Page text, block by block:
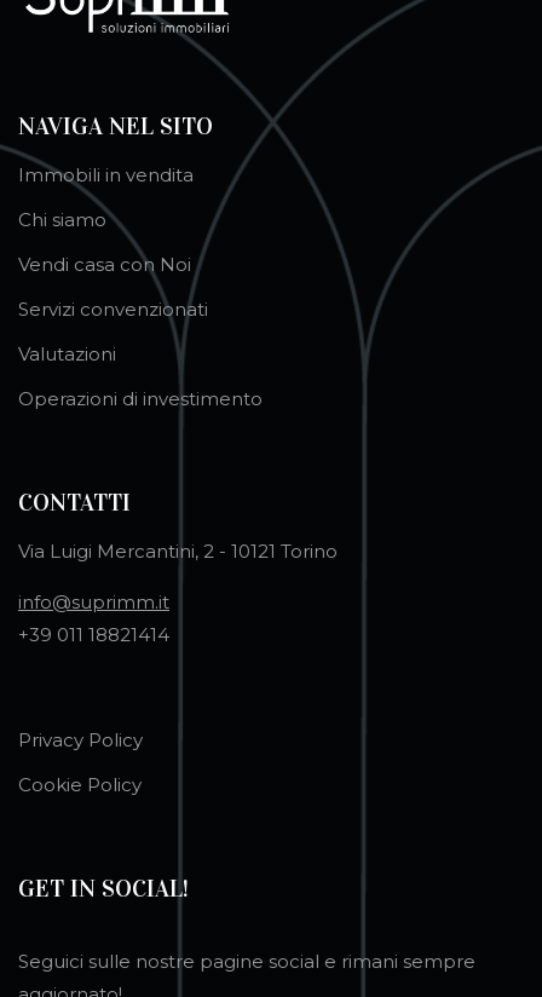
NAVIGA NEL SITO
Immobili in vendita
Chi siamo
Vendi casa con Noi
Servizi convenzionati
Valutazioni
Operazioni di investimento
CONTATTI
Via Luigi Mercantini, 2 - 10121 Torino
info@suprimm.it
+39 011 18821414
Privacy Policy
Cookie Policy
GET IN SOCIAL!
Seguici sulle nostre pagine social e rimani sempre